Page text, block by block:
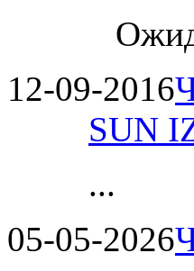
12-09-2016
SUN
...
05-05-2026